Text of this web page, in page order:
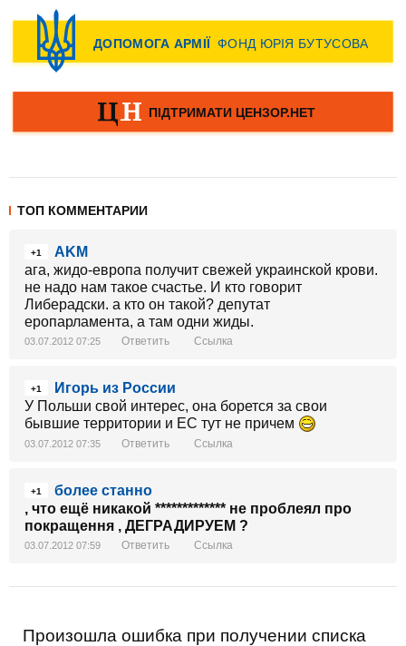
ТОП КОММЕНТАРИИ
+1
AKM
ага, жидо-европа получит свежей украинской крови.
не надо нам такое счастье. И кто говорит
Либерадски. а кто он такой? депутат
еропарламента, а там одни жиды.
03.07.2012 07:25 Ответить Ссылка
+1
Игорь из России
У Польши свой интерес, она борется за свои
бывшие территории и ЕС тут не причем
03.07.2012 07:35 Ответить Ссылка
+1
более станно
, что ещё никакой ************* не проблеял про
покращення , ДЕГРАДИРУЕМ ?
03.07.2012 07:59 Ответить Ссылка
Произошла ошибка при получении списка